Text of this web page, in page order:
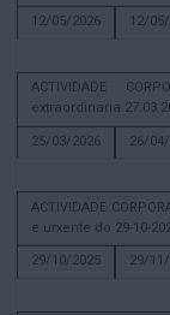
12/05/2026
12/
ACTIVIDADE
extraordinaria
25/03/2026
26/
ACTIVIDADE
e urxente do 29-10-
29/10/2025
29/